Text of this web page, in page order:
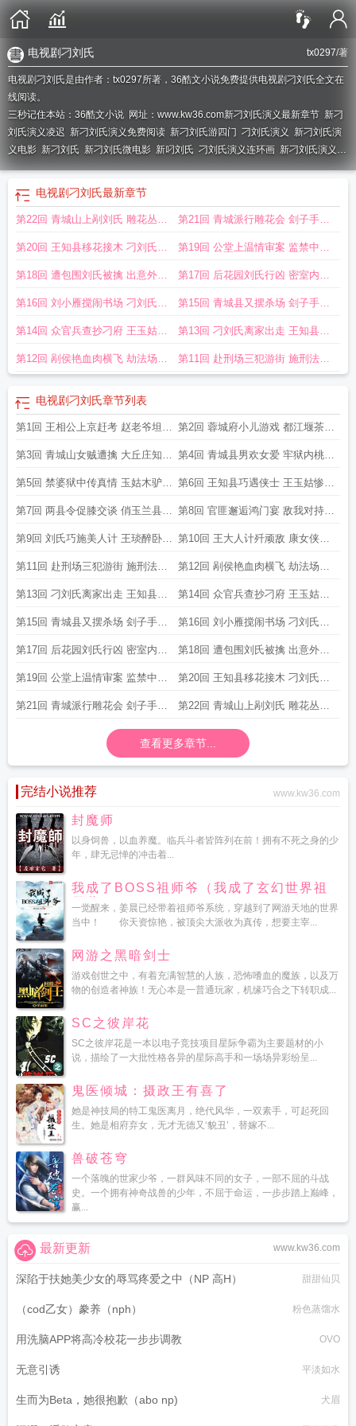
tx0297/著
电视剧刁刘氏
电视剧刁刘氏是由作者：tx0297所著，36酷文小说免费提供电视剧刁刘氏全文在
线阅读。
三秒记住本站：36酷文小说 网址：www.kw36.com新刁刘氏演义最新章节 新刁
刘氏演义凌迟 新刁刘氏演义免费阅读 新刁刘氏游四门 刁刘氏演义 新刁刘氏演
义电影 新刁刘氏 新刁刘氏微电影 新叼刘氏 刁刘氏演义连环画 新刁刘氏演义第
5部分雕花丛中新刁刘氏演义(全)章节目录新刁刘氏演义铁公鸡新刁刘氏演义
(12-15)作者
电视剧刁刘氏 刁刘氏演义第二十二回青城山上剐刘氏
义凌迟完整版
读刁刘氏演义在线阅读
电视剧刁刘氏最新章节
第22回 青城山上剐刘氏 雕花丛中
艳女魂
第21回 青城派行雕花会 刽子手施
淫虐刑雕花
第20回 王知县移花接木 刁刘氏引
渡青城
第19回 公堂上温情审案 监禁中多
方照顾
第18回 遭包围刘氏被擒 出意外女
侠殒命
第17回 后花园刘氏行凶 密室内玉
姑遭屠
第16回 刘小雁搅闹书场 刁刘氏又
现青城
第15回 青城县又摆杀场 刽子手巧
屠三美
第14回 众官兵查抄刁府 王玉姑义
双全
第13回 刁刘氏离家出走 王知县升
堂审贼
第12回 剐侯艳血肉横飞 劫法场顽 第11回 赴刑场三犯游街 施刑法美
电视剧刁刘氏章节列表
第1回 王相公上京赶考 赵老爷坦诚
相告
第2回 蓉城府小儿游戏 都江堰茶客
聊天
第3回 青城山女贼遭擒 大丘庄知县
中计
第4回 青城县男欢女爱 牢狱内桃色
春光
第5回 禁婆狱中传真情 玉姑木驴试
酷刑
第6回 王知县巧遇侠士 王玉姑惨遭
凌迟
第7回 两县令促膝交谈 俏玉兰县衙
传书
第8回 官匪邂逅鸿门宴 敌我对持酒
席间
第9回 刘氏巧施美人计 王琰醉卧闺
香房
第10回 王大人计歼顽敌 康女侠夜
观女贼
第11回 赴刑场三犯游街 施刑法美
鹃授首
第12回 剐侯艳血肉横飞 劫法场顽
敌遭殃
第13回 刁刘氏离家出走 王知县升
堂审贼
第14回 众官兵查抄刁府 王玉姑义
双全
第15回 青城县又摆杀场 刽子手巧
屠三美
第16回 刘小雁搅闹书场 刁刘氏又
现青城
第17回 后花园刘氏行凶 密室内玉
姑遭屠
第18回 遭包围刘氏被擒 出意外女
侠殒命
第19回 公堂上温情审案 监禁中多
方照顾
第20回 王知县移花接木 刁刘氏引
渡青城
第21回 青城派行雕花会 刽子手施 第22回 青城山上剐刘氏 雕花丛中
艳女魂
查看更多章节...
完结小说推荐 www.kw36.com
封魔师
以身饲兽，以血养魔。临兵斗者皆阵列在前！拥有不死之身的少
年，肆无忌惮的冲击着...
我成了BOSS祖师爷（我成了玄幻世界祖
师爷）
一觉醒来，姜晨已经带着祖师爷系统，穿越到了网游天地的世界
当中！ 你天资惊艳，被顶尖大派收为真传，想要主宰...
网游之黑暗剑士
游戏创世之中，有着充满智慧的人族，恐怖嗜血的魔族，以及万
物的创造者神族！无心本是一普通玩家，机缘巧合之下转职成...
SC之彼岸花
SC之彼岸花是一本以电子竞技项目星际争霸为主要题材的小
说，描绘了一大批性格各异的星际高手和一场场异彩纷呈...
鬼医倾城：摄政王有喜了
她是神技局的特工鬼医离月，绝代风华，一双素手，可起死回
生。她是相府弃女，无才无德又‘貌丑’，替嫁不...
兽破苍穹
一个落魄的世家少爷，一群风味不同的女子，一部不屈的斗战
史。一个拥有神奇战兽的少年，不屈于命运，一步步踏上巅峰，
赢...
www.kw36.com
最新更新
深陷于扶她美少女的辱骂疼爱之中（NP 高H） 甜甜仙贝
（cod乙女）豢养（nph） 粉色蒸馏水
用洗脑APP将高冷校花一步步调教 OVO
无意引诱 平淡如水
生而为Beta，她很抱歉（abo np) 犬眉